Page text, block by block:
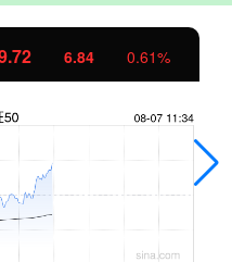
6.84 0.61%